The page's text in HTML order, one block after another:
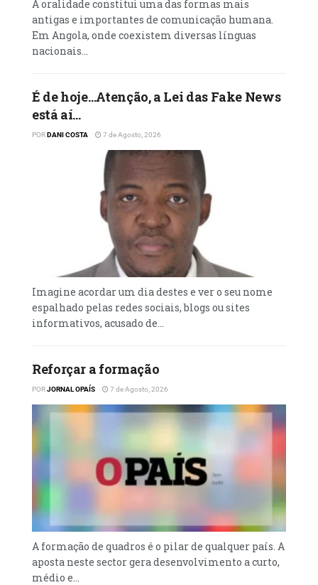
A oralidade constitui uma das formas mais
antigas e importantes de comunicação humana.
Em Angola, onde coexistem diversas línguas
nacionais...
É de hoje…Atenção, a Lei das Fake News
está aí…
PORDANI COSTA 7 de Agosto, 2026
Imagine acordar um dia destes e ver o seu nome
espalhado pelas redes sociais, blogs ou sites
informativos, acusado de...
Reforçar a formação
PORJORNAL OPAÍS 7 de Agosto, 2026
A formação de quadros é o pilar de qualquer país. A
aposta neste sector gera desenvolvimento a curto,
médio e...